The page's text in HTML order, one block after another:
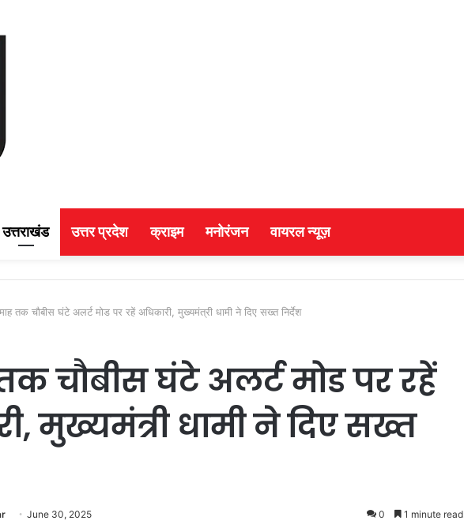
उत्तराखंड उत्तर प्रदेश क्राइम मनोरंजन वायरल न्यूज़
तक चौबीस घंटे अलर्ट मोड पर रहें अधिकारी, मुख्यमंत्री धामी ने दिए सख्त निर्देश
चौबीस घंटे अलर्ट मोड पर रहें
मुख्यमंत्री धामी ने दिए सख्त
June 30, 2025 0 1 minute read